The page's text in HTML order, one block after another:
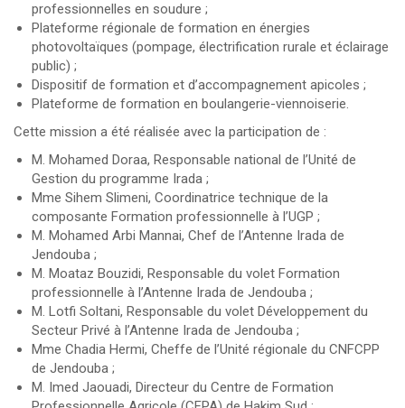
professionnelles en soudure ;
Plateforme régionale de formation en énergies
photovoltaïques (pompage, électrification rurale et éclairage
public) ;
Dispositif de formation et d’accompagnement apicoles ;
Plateforme de formation en boulangerie-viennoiserie.
Cette mission a été réalisée avec la participation de :
M. Mohamed Doraa, Responsable national de l’Unité de
Gestion du programme Irada ;
Mme Sihem Slimeni, Coordinatrice technique de la
composante Formation professionnelle à l’UGP ;
M. Mohamed Arbi Mannai, Chef de l’Antenne Irada de
Jendouba ;
M. Moataz Bouzidi, Responsable du volet Formation
professionnelle à l’Antenne Irada de Jendouba ;
M. Lotfi Soltani, Responsable du volet Développement du
Secteur Privé à l’Antenne Irada de Jendouba ;
Mme Chadia Hermi, Cheffe de l’Unité régionale du CNFCPP
de Jendouba ;
M. Imed Jaouadi, Directeur du Centre de Formation